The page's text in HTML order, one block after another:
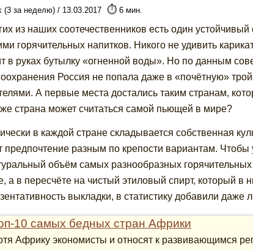
(3 за неделю) / 13.03.2017 ⏱️6 мин.
из наших соотечественников есть один
горячительных напитков. Никого не удивить
в руках бутылку «огненной воды». Но по данным
Россия не попала даже в «почётную»
А первые места достались таким странам,
же страна может считаться самой пьющей в мире?
в каждой стране складывается собственная
предпочтение разным по крепости вариантам.
объём самых разнообразных
а в пересчёте на чистый этиловый спирт, который
выкладки, в статистику добавили даже
10 самых бедных стран Африки
Африку экономисты и относят к развивающимся